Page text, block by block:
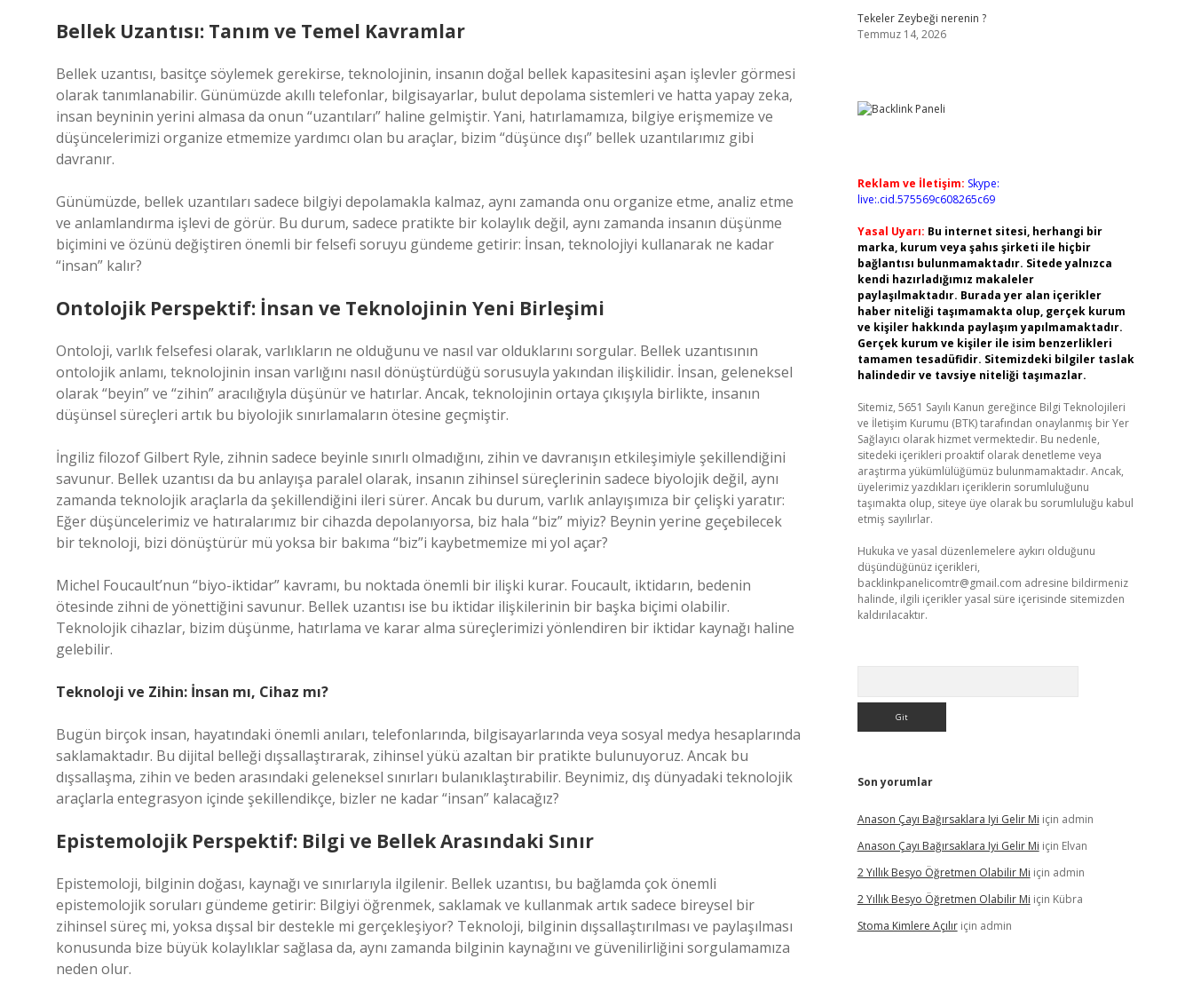
Bellek Uzantısı: Tanım ve Temel Kavramlar
Bellek uzantısı, basitçe söylemek gerekirse, teknolojinin, insanın doğal bellek kapasitesini aşan işlevler görmesi
olarak tanımlanabilir. Günümüzde akıllı telefonlar, bilgisayarlar, bulut depolama sistemleri ve hatta yapay zeka,
insan beyninin yerini almasa da onun “uzantıları” haline gelmiştir. Yani, hatırlamamıza, bilgiye erişmemize ve
düşüncelerimizi organize etmemize yardımcı olan bu araçlar, bizim “düşünce dışı” bellek uzantılarımız gibi
davranır.
Günümüzde, bellek uzantıları sadece bilgiyi depolamakla kalmaz, aynı zamanda onu organize etme, analiz etme
ve anlamlandırma işlevi de görür. Bu durum, sadece pratikte bir kolaylık değil, aynı zamanda insanın düşünme
biçimini ve özünü değiştiren önemli bir felsefi soruyu gündeme getirir: İnsan, teknolojiyi kullanarak ne kadar
“insan” kalır?
Ontolojik Perspektif: İnsan ve Teknolojinin Yeni Birleşimi
Ontoloji, varlık felsefesi olarak, varlıkların ne olduğunu ve nasıl var olduklarını sorgular. Bellek uzantısının
ontolojik anlamı, teknolojinin insan varlığını nasıl dönüştürdüğü sorusuyla yakından ilişkilidir. İnsan, geleneksel
olarak “beyin” ve “zihin” aracılığıyla düşünür ve hatırlar. Ancak, teknolojinin ortaya çıkışıyla birlikte, insanın
düşünsel süreçleri artık bu biyolojik sınırlamaların ötesine geçmiştir.
İngiliz filozof Gilbert Ryle, zihnin sadece beyinle sınırlı olmadığını, zihin ve davranışın etkileşimiyle şekillendiğini
savunur. Bellek uzantısı da bu anlayışa paralel olarak, insanın zihinsel süreçlerinin sadece biyolojik değil, aynı
zamanda teknolojik araçlarla da şekillendiğini ileri sürer. Ancak bu durum, varlık anlayışımıza bir çelişki yaratır:
Eğer düşüncelerimiz ve hatıralarımız bir cihazda depolanıyorsa, biz hala “biz” miyiz? Beynin yerine geçebilecek
bir teknoloji, bizi dönüştürür mü yoksa bir bakıma “biz”i kaybetmemize mi yol açar?
Michel Foucault’nun “biyo-iktidar” kavramı, bu noktada önemli bir ilişki kurar. Foucault, iktidarın, bedenin
ötesinde zihni de yönettiğini savunur. Bellek uzantısı ise bu iktidar ilişkilerinin bir başka biçimi olabilir.
Teknolojik cihazlar, bizim düşünme, hatırlama ve karar alma süreçlerimizi yönlendiren bir iktidar kaynağı haline
gelebilir.
Teknoloji ve Zihin: İnsan mı, Cihaz mı?
Bugün birçok insan, hayatındaki önemli anıları, telefonlarında, bilgisayarlarında veya sosyal medya hesaplarında
saklamaktadır. Bu dijital belleği dışsallaştırarak, zihinsel yükü azaltan bir pratikte bulunuyoruz. Ancak bu
dışsallaşma, zihin ve beden arasındaki geleneksel sınırları bulanıklaştırabilir. Beynimiz, dış dünyadaki teknolojik
araçlarla entegrasyon içinde şekillendikçe, bizler ne kadar “insan” kalacağız?
Epistemolojik Perspektif: Bilgi ve Bellek Arasındaki Sınır
Epistemoloji, bilginin doğası, kaynağı ve sınırlarıyla ilgilenir. Bellek uzantısı, bu bağlamda çok önemli
epistemolojik soruları gündeme getirir: Bilgiyi öğrenmek, saklamak ve kullanmak artık sadece bireysel bir
zihinsel süreç mi, yoksa dışsal bir destekle mi gerçekleşiyor? Teknoloji, bilginin dışsallaştırılması ve paylaşılması
konusunda bize büyük kolaylıklar sağlasa da, aynı zamanda bilginin kaynağını ve güvenilirliğini sorgulamamıza
neden olur.
Tekeler Zeybeği nerenin ?
Temmuz 14, 2026
Reklam ve İletişim: Skype:
live:.cid.575569c608265c69
Yasal Uyarı: Bu internet sitesi, herhangi bir
marka, kurum veya şahıs şirketi ile hiçbir
bağlantısı bulunmamaktadır. Sitede yalnızca
kendi hazırladığımız makaleler
paylaşılmaktadır. Burada yer alan içerikler
haber niteliği taşımamakta olup, gerçek kurum
ve kişiler hakkında paylaşım yapılmamaktadır.
Gerçek kurum ve kişiler ile isim benzerlikleri
tamamen tesadüfidir. Sitemizdeki bilgiler taslak
halindedir ve tavsiye niteliği taşımazlar.
Sitemiz, 5651 Sayılı Kanun gereğince Bilgi Teknolojileri
ve İletişim Kurumu (BTK) tarafından onaylanmış bir Yer
Sağlayıcı olarak hizmet vermektedir. Bu nedenle,
sitedeki içerikleri proaktif olarak denetleme veya
araştırma yükümlülüğümüz bulunmamaktadır. Ancak,
üyelerimiz yazdıkları içeriklerin sorumluluğunu
taşımakta olup, siteye üye olarak bu sorumluluğu kabul
etmiş sayılırlar.
Hukuka ve yasal düzenlemelere aykırı olduğunu
düşündüğünüz içerikleri,
backlinkpanelicomtr@gmail.com adresine bildirmeniz
halinde, ilgili içerikler yasal süre içerisinde sitemizden
kaldırılacaktır.
Son yorumlar
Anason Çayı Bağırsaklara Iyi Gelir Mi için admin
Anason Çayı Bağırsaklara Iyi Gelir Mi için Elvan
2 Yıllık Besyo Öğretmen Olabilir Mi için admin
2 Yıllık Besyo Öğretmen Olabilir Mi için Kübra
Stoma Kimlere Açılıriçin admin